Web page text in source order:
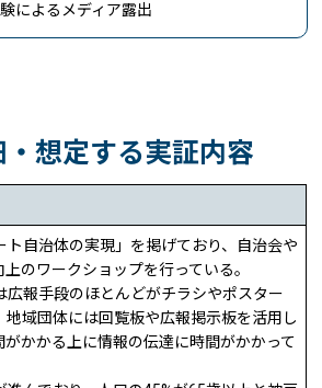
によるメディア露出
想定する実証内容
ト自治体の実現」を掲げており、自治会や
のワークショップを行っている。
広報手段のほとんどがチラシやポスター
地域団体には回覧板や広報掲示板を活用し
がかかる上に情報の伝達に時間がかかって